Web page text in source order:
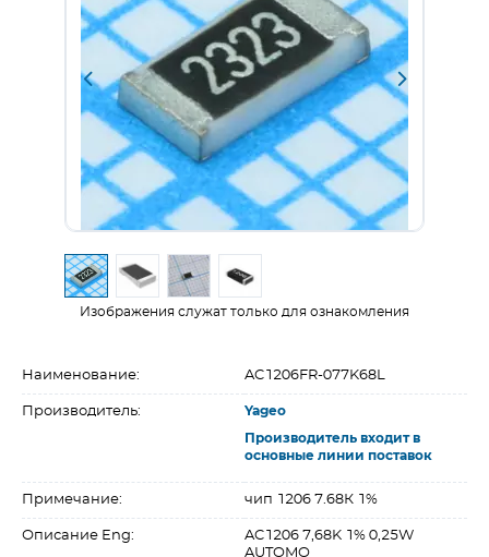
Изображения служат только для ознакомления
Наименование: AC1206FR-077K68L
Производитель: Yageo
Производитель входит в
основные линии поставок
Примечание: чип 1206 7.68К 1%
Описание Eng:
AC1206 7,68K 1% 0,25W
AUTOMO